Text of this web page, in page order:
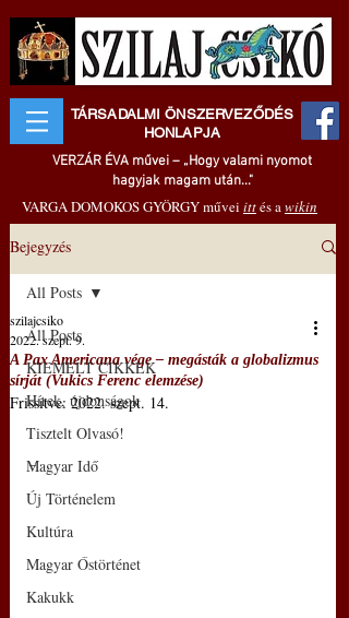
TÁRSADALMI ÖNSZERVEZŐDÉS
HONLAPJA
VERZÁR ÉVA művei – „Hogy valami nyomot
hagyjak magam után..."
VARGA DOMOKOS GYÖRGY művei ittés awikin
Bejegyzés
All Posts
KIEMELT CIKKEK
Hírek, újdonságok
Tisztelt Olvasó!
Magyar Idő
Új Történelem
Kultúra
Magyar Őstörténet
Kakukk
All Posts
A Pax Americana vége – megásták a globalizmus
sírját (Vukics Ferenc elemzése)
szilajcsiko
2022. szept. 9.
Frissítve:2022. szept. 14.
–